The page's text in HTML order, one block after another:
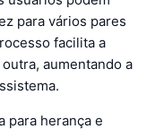
para vários pares
facilita a
aumentando a
para herança e